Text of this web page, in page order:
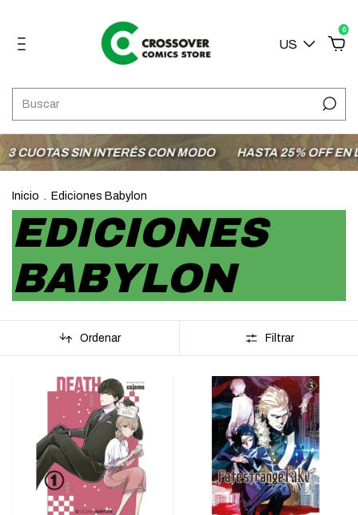
US
0
SIN INTERÉS CON MODO HASTA 25% OFF EN LA
Inicio . Ediciones Babylon
EDICIONES
BABYLON
Ordenar Filtrar